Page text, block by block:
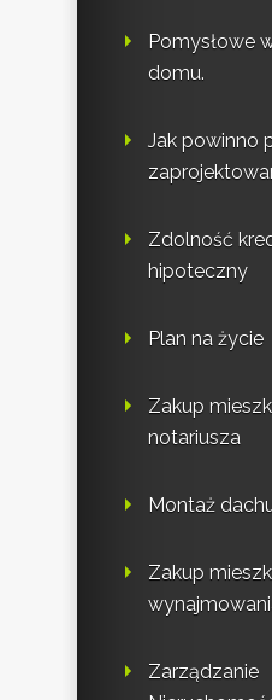
Pomysłowe
domu.
Jak powinno
Zdolność
hipoteczny
Plan na życie
Zakup
notariusza
Montaż
Zakup
Zarządzanie